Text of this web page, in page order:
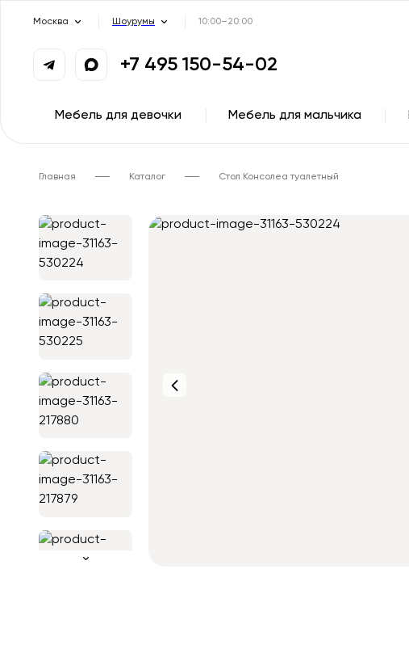
Москва Шоурумы 10:00–20:00
+7 495 150-54-02
Мебель для девочки Мебель для мальчика
Главная Каталог Стол Консолеа туалетный